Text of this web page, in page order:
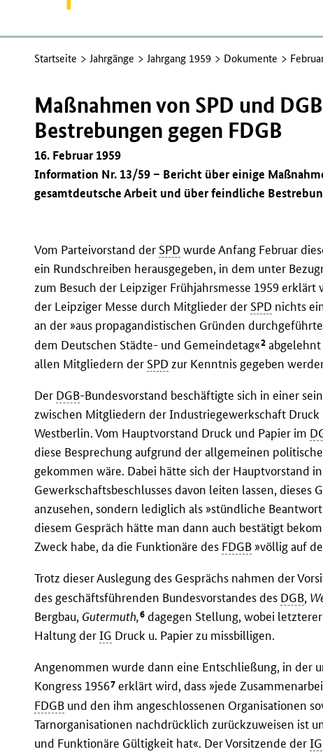
Startseite Jahrgänge Jahrgang 1959 Dokumente
Maßnahmen von SPD und
Bestrebungen gegen FDGB
16. Februar 1959
Information Nr. 13/59 – Bericht über einige
gesamtdeutsche Arbeit und über feindliche
Vom Parteivorstand der SPD wurde Anfang Februar
ein Rundschreiben herausgegeben, in dem unter
zum Besuch der Leipziger Frühjahrsmesse 1959
der Leipziger Messe durch Mitglieder der SPD nichts
an der »aus propagandistischen Gründen
dem Deutschen Städte- und Gemeindetag«2
allen Mitgliedern der SPD zur Kenntnis gegeben
Der DGB-Bundesvorstand beschäftigte sich in einer
zwischen Mitgliedern der Industriegewerkschaft Druck
Westberlin. Vom Hauptvorstand Druck und Papier im
diese Besprechung aufgrund der allgemeinen
gekommen wäre. Dabei hätte sich der Hauptvorstand
Gewerkschaftsbeschlusses davon leiten lassen, dieses
anzusehen, sondern lediglich als »stündliche
diesem Gespräch hätte man dann auch bestätigt
Zweck habe, da die Funktionäre des FDGB »völlig auf
Trotz dieser Auslegung des Gesprächs nahmen der
des geschäftsführenden Bundesvorstandes des DGB,
Bergbau, Gutermuth,6 dagegen Stellung, wobei
Haltung derIG Druck u. Papier zu missbilligen.
Angenommen wurde dann eine Entschließung, in der
Kongress 19567 erklärt wird, dass »jede
FDGB und den ihm angeschlossenen Organisationen
Tarnorganisationen nachdrücklich zurückzuweisen ist
und Funktionäre Gültigkeit hat«. Der Vorsitzende derIG